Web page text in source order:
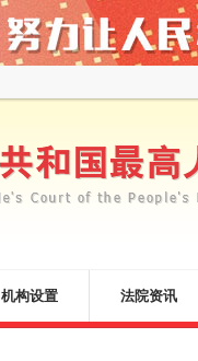
机构设置 法院资讯